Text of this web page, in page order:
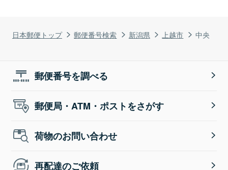
日本郵便トップ 郵便番号検索 新潟県 上越市 中央
郵便番号を調べる
郵便局・ATM・ポストをさがす
荷物のお問い合わせ
再配達のご依頼